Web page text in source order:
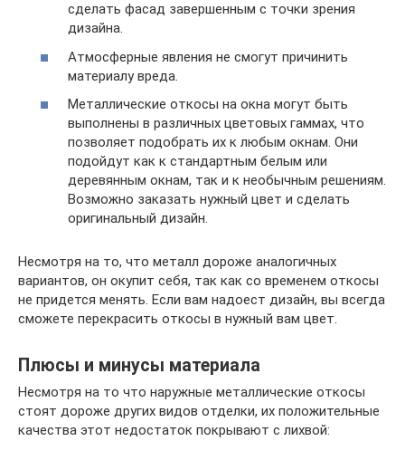
сделать фасад завершенным с точки зрения
дизайна.
Атмосферные явления не смогут причинить
материалу вреда.
Металлические откосы на окна могут быть
выполнены в различных цветовых гаммах, что
позволяет подобрать их к любым окнам. Они
подойдут как к стандартным белым или
деревянным окнам, так и к необычным решениям.
Возможно заказать нужный цвет и сделать
оригинальный дизайн.
Несмотря на то, что металл дороже аналогичных
вариантов, он окупит себя, так как со временем откосы
не придется менять. Если вам надоест дизайн, вы всегда
сможете перекрасить откосы в нужный вам цвет.
Плюсы и минусы материала
Несмотря на то что наружные металлические откосы
стоят дороже других видов отделки, их положительные
качества этот недостаток покрывают с лихвой: